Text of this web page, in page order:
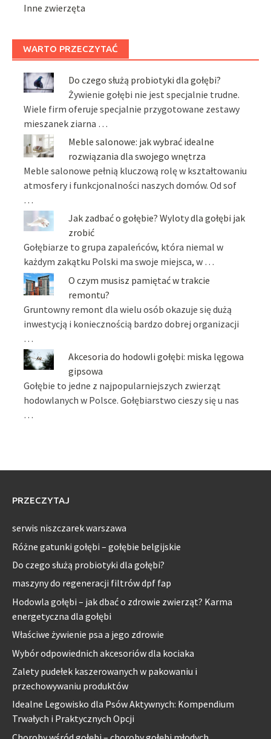
Inne zwierzęta
WARTO PRZECZYTAĆ
Do czego służą probiotyki dla gołębi?
Żywienie gołębi nie jest specjalnie trudne.
Wiele firm oferuje specjalnie przygotowane zestawy
mieszanek ziarna …
Meble salonowe: jak wybrać idealne
rozwiązania dla swojego wnętrza
Meble salonowe pełnią kluczową rolę w kształtowaniu
atmosfery i funkcjonalności naszych domów. Od sof
…
Jak zadbać o gołębie? Wyloty dla gołębi jak
zrobić
Gołębiarze to grupa zapaleńców, która niemal w
każdym zakątku Polski ma swoje miejsca, w …
O czym musisz pamiętać w trakcie
remontu?
Gruntowny remont dla wielu osób okazuje się dużą
inwestycją i koniecznością bardzo dobrej organizacji
…
Akcesoria do hodowli gołębi: miska lęgowa
gipsowa
Gołębie to jedne z najpopularniejszych zwierząt
hodowlanych w Polsce. Gołębiarstwo cieszy się u nas
…
PRZECZYTAJ
serwis niszczarek warszawa
Różne gatunki gołębi – gołębie belgijskie
Do czego służą probiotyki dla gołębi?
maszyny do regeneracji filtrów dpf fap
Hodowla gołębi – jak dbać o zdrowie zwierząt? Karma
energetyczna dla gołębi
Właściwe żywienie psa a jego zdrowie
Wybór odpowiednich akcesoriów dla kociaka
Zalety pudełek kaszerowanych w pakowaniu i
przechowywaniu produktów
Idealne Legowisko dla Psów Aktywnych: Kompendium
Trwałych i Praktycznych Opcji